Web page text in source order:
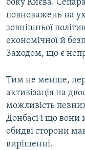
боку Києва.
повноважень на
зовнішньої
економічної й
Заходом, що є
Тим не менше,
активізація на
можливість
Донбасі і що вони
обидві сторони
вирішенні.